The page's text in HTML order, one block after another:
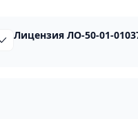
Лицензия ЛО-50-01-